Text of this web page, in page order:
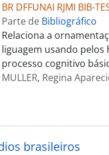
BR DFFUNAI RJMI BIB-
Parte de Bibliográfico
Relaciona a
liguagem usando pelos
processo cognitivo
MULLER, Regina
brasileiros